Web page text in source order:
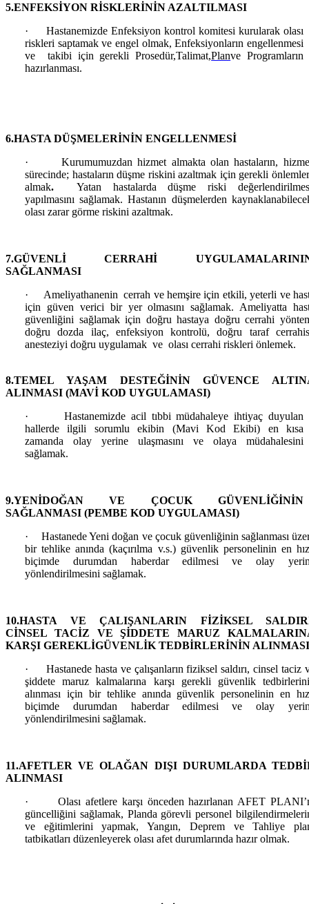
5.ENFEKSİYON RİSKLERİNİN AZALTILMASI
·
Hastanemizde Enfeksiyon kontrol komitesi kurularak olası
riskleri saptamak ve engel olmak, Enfeksiyonların engellenmesi
ve takibi için gerekli Prosedür,Talimat,Planve Programların
hazırlanması.
6.HASTA DÜŞMELERİNİN ENGELLENMESİ
·
Kurumumuzdan hizmet almakta olan hastaların,
sürecinde; hastaların düşme riskini azaltmak için gerekli
almak.
Yatan hastalarda düşme riski
yapılmasını sağlamak. Hastanın düşmelerden
olası zarar görme riskini azaltmak.
7.GÜVENLİ CERRAHİ
SAĞLANMASI
·
Ameliyathanenin cerrah ve hemşire için etkili, yeterli ve
için güven verici bir yer olmasını sağlamak. Ameliyatta
güvenliğini sağlamak için doğru hastaya doğru cerrahi
doğru dozda ilaç, enfeksiyon kontrolü, doğru taraf
anesteziyi doğru uygulamak ve olası cerrahi riskleri önlemek.
8.TEMEL YAŞAM DESTEĞİNİN GÜVENCE
ALINMASI (MAVİ KOD UYGULAMASI)
·
Hastanemizde acil tıbbi müdahaleye ihtiyaç duyulan
hallerde ilgili sorumlu ekibin (Mavi Kod Ekibi) en kısa
zamanda olay yerine ulaşmasını ve olaya müdahalesini
sağlamak.
9.YENİDOĞAN VE ÇOCUK GÜVENLİĞİNİN
SAĞLANMASI (PEMBE KOD UYGULAMASI)
·
Hastanede Yeni doğan ve çocuk güvenliğinin sağlanması
bir tehlike anında (kaçırılma v.s.) güvenlik personelinin en
biçimde durumdan haberdar edilmesi ve olay
yönlendirilmesini sağlamak.
10.HASTA VE ÇALIŞANLARIN FİZİKSEL
CİNSEL TACİZ VE ŞİDDETE MARUZ
KARŞI GEREKLİGÜVENLİK TEDBİRLERİNİN ALINMASI
·
Hastanede hasta ve çalışanların fiziksel saldırı, cinsel taciz
şiddete maruz kalmalarına karşı gerekli güvenlik
alınması için bir tehlike anında güvenlik personelinin en
biçimde durumdan haberdar edilmesi ve olay
yönlendirilmesini sağlamak.
11.AFETLER VE OLAĞAN DIŞI DURUMLARDA
ALINMASI
·
Olası afetlere karşı önceden hazırlanan AFET
güncelliğini sağlamak, Planda görevli personel
ve eğitimlerini yapmak, Yangın, Deprem ve Tahliye
tatbikatları düzenleyerek olası afet durumlarında hazır olmak.